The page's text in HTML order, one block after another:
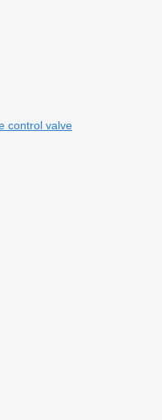
control valve